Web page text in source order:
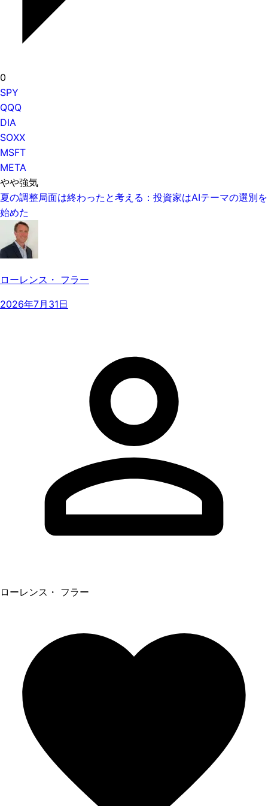
0
SPY
QQQ
DIA
SOXX
MSFT
META
やや強気
夏の調整局面は終わったと考える：投資家はAIテーマの選別を
始めた
ローレンス・ フラー
2026年7月31日
ローレンス・ フラー